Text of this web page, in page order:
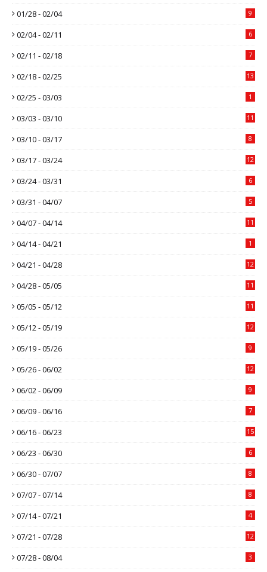
01/28 - 02/04 9
02/04 - 02/11 6
02/11 - 02/18 7
02/18 - 02/25 13
02/25 - 03/03 1
03/03 - 03/10 11
03/10 - 03/17 8
03/17 - 03/24 12
03/24 - 03/31 6
03/31 - 04/07 5
04/07 - 04/14 11
04/14 - 04/21 1
04/21 - 04/28 12
04/28 - 05/05 11
05/05 - 05/12 11
05/12 - 05/19 12
05/19 - 05/26 9
05/26 - 06/02 12
06/02 - 06/09 9
06/09 - 06/16 7
06/16 - 06/23 15
06/23 - 06/30 6
06/30 - 07/07 8
07/07 - 07/14 8
07/14 - 07/21 4
07/21 - 07/28 12
07/28 - 08/04 3